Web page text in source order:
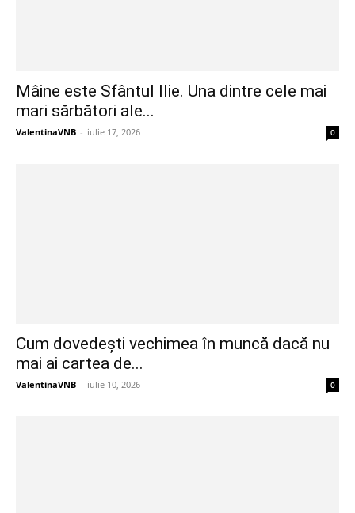
Mâine este Sfântul Ilie. Una dintre cele mai
mari sărbători ale...
ValentinaVNB - iulie 17, 2026 0
Cum dovedești vechimea în muncă dacă nu
mai ai cartea de...
ValentinaVNB - iulie 10, 2026 0